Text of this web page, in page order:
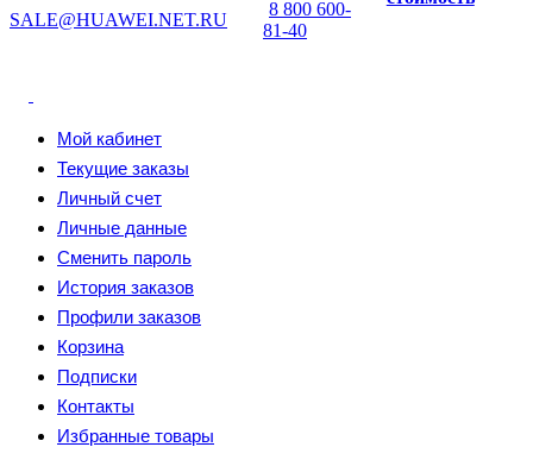
SALE@HUAWEI.NET.RU
8 800 600-
81-40
Мой кабинет
Текущие заказы
Личный счет
Личные данные
Сменить пароль
История заказов
Профили заказов
Корзина
Подписки
Контакты
Избранные товары